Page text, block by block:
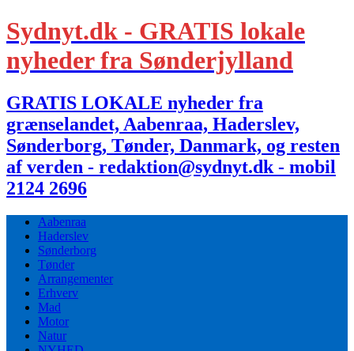
Sydnyt.dk - GRATIS lokale
nyheder fra Sønderjylland
GRATIS LOKALE nyheder fra
grænselandet, Aabenraa, Haderslev,
Sønderborg, Tønder, Danmark, og resten
af verden - redaktion@sydnyt.dk - mobil
2124 2696
Aabenraa
Haderslev
Sønderborg
Tønder
Arrangementer
Erhverv
Mad
Motor
Natur